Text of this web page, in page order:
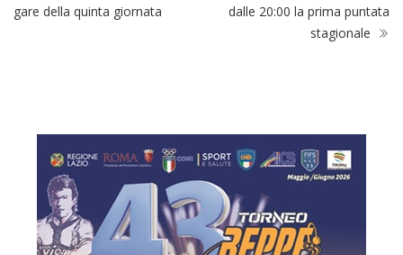
gare della quinta giornata
dalle 20:00 la prima puntata
stagionale